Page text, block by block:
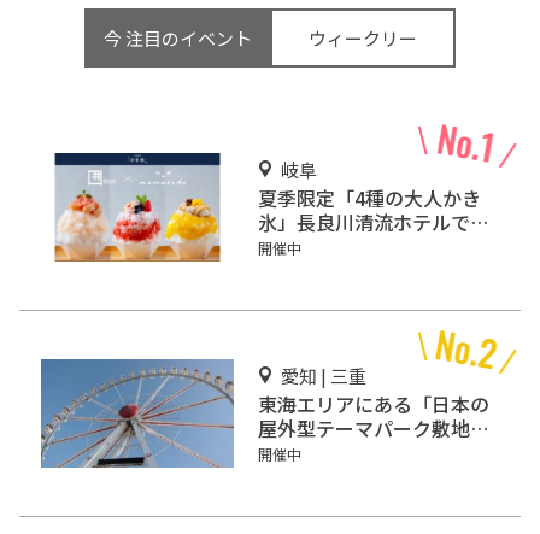
今 注目のイベント ウィークリー
岐阜
夏季限定「4種の大人かき
氷」長良川清流ホテルで販
売
開催中
愛知 | 三重
東海エリアにある「日本の
屋外型テーマパーク敷地面
積ランキング」入りしてい
開催中